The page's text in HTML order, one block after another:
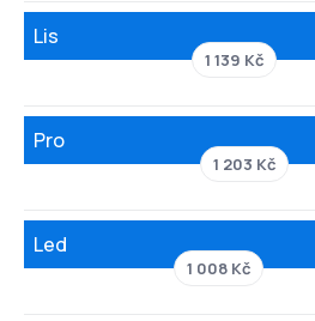
Lis
1 139 Kč
Pro
1 203 Kč
Led
1 008 Kč